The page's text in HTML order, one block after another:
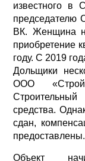
известного в
председателю
ВК. Женщина
приобретение
году. С 2019
Дольщики
ООО
средства.
сдан,
предоставлены.
Объект